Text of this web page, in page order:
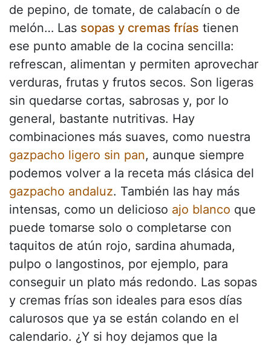
de pepino, de tomate, de calabacín o de
melón… Las sopas y cremas frías tienen
ese punto amable de la cocina sencilla:
refrescan, alimentan y permiten aprovechar
verduras, frutas y frutos secos. Son ligeras
sin quedarse cortas, sabrosas y, por lo
general, bastante nutritivas. Hay
combinaciones más suaves, como nuestra
gazpacho ligero sin pan, aunque siempre
podemos volver a la receta más clásica del
gazpacho andaluz. También las hay más
intensas, como un delicioso ajo blanco que
puede tomarse solo o completarse con
taquitos de atún rojo, sardina ahumada,
pulpo o langostinos, por ejemplo, para
conseguir un plato más redondo. Las sopas
y cremas frías son ideales para esos días
calurosos que ya se están colando en el
calendario. ¿Y si hoy dejamos que la